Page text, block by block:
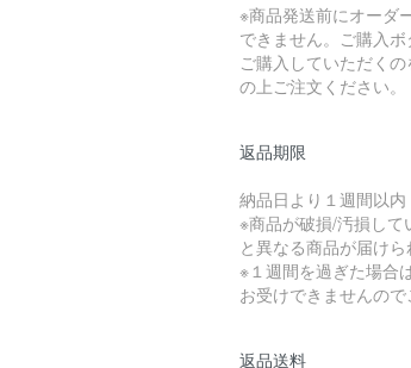
※商品発送前にオーダ
できません。ご購入
ご購入していただく
の上ご注文ください。
返品期限
納品日より１週間以内
※商品が破損/汚損して
と異なる商品が届けら
※１週間を過ぎた場合
お受けできませんので
返品送料